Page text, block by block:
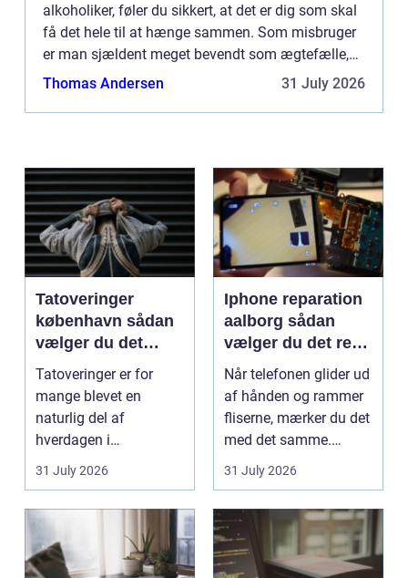
alkoholiker, føler du sikkert, at det er dig som skal
få det hele til at hænge sammen. Som misbruger
er man sjældent meget bevendt som ægtefælle,
kæreste eller f...
Thomas Andersen 31 July 2026
Tatoveringer
københavn sådan
vælger du det
rigtige studie
Tatoveringer er for
mange blevet en
naturlig del af
hverdagen i
København. Byen er
fyldt med dygtige...
31 July 2026
Iphone reparation
aalborg sådan
vælger du det rette
værksted
Når telefonen glider ud
af hånden og rammer
fliserne, mærker du det
med det samme.
Skærmen splintrer...
31 July 2026